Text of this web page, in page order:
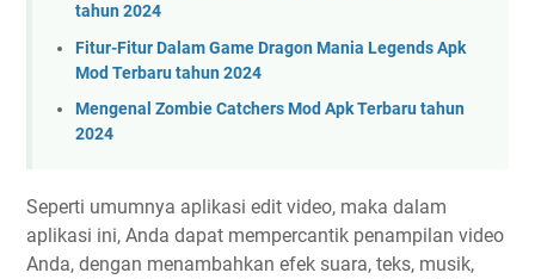
tahun 2024
Fitur-Fitur Dalam Game Dragon Mania Legends Apk
Mod Terbaru tahun 2024
Mengenal Zombie Catchers Mod Apk Terbaru tahun
2024
Seperti umumnya aplikasi edit video, maka dalam
aplikasi ini, Anda dapat mempercantik penampilan video
Anda, dengan menambahkan efek suara, teks, musik,